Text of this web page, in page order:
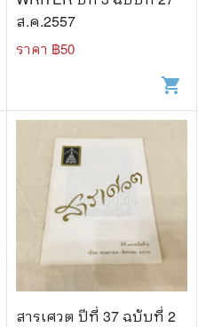
ส.ค.2557
ราคา ฿50
shopping_cart
สารเศวต ปีที่ 37 ฉบับที่ 2